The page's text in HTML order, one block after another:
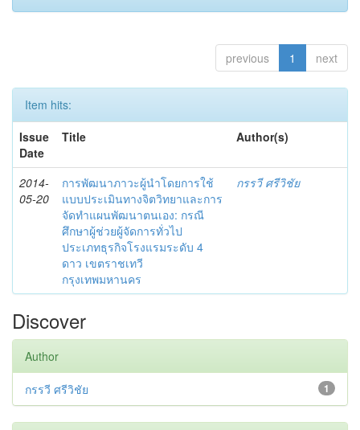
previous 1 next
Item hits:
Issue
Date
Title Author(s)
2014-
05-20
การพัฒนาภาวะผู้นำโดยการใช้
แบบประเมินทางจิตวิทยาและการ
จัดทำแผนพัฒนาตนเอง: กรณี
ศึกษาผู้ช่วยผู้จัดการทั่วไป
ประเภทธุรกิจโรงแรมระดับ 4
ดาว เขตราชเทวี
กรุงเทพมหานคร
กรรวี ศรีวิชัย
Discover
Author
1
กรรวี ศรีวิชัย